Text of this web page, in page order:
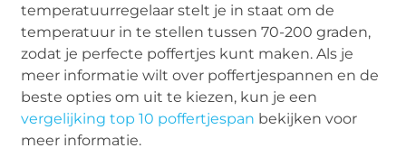
temperatuurregelaar stelt je in staat om de
temperatuur in te stellen tussen 70-200 graden,
zodat je perfecte poffertjes kunt maken. Als je
meer informatie wilt over poffertjespannen en de
beste opties om uit te kiezen, kun je een
vergelijking top 10 poffertjespan bekijken voor
meer informatie.